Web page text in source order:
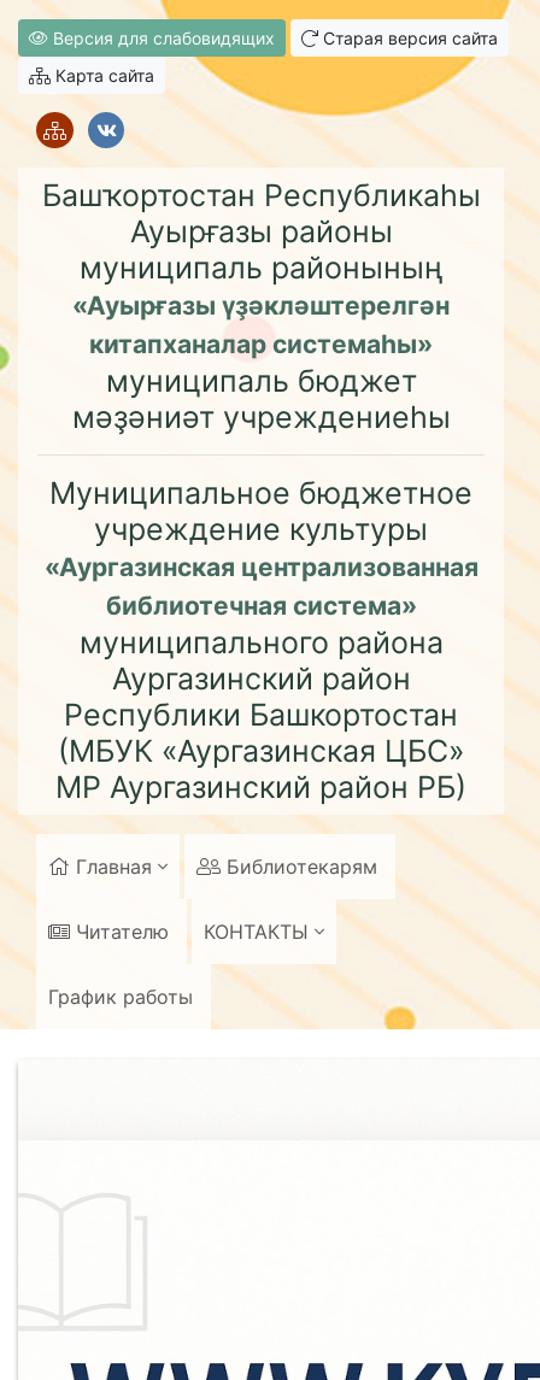
Версия для слабовидящих
Старая версия сайта
Карта сайта
Башҡортостан Республикаһы
Ауырғазы районы
муниципаль районының
«Ауырғазы үҙәкләштерелгән
китапханалар системаһы»
муниципаль бюджет
мәҙәниәт учреждениеһы
Муниципальное бюджетное
учреждение культуры
«Аургазинская централизованная
библиотечная система»
муниципального района
Аургазинский район
Республики Башкортостан
(МБУК «Аургазинская ЦБС»
МР Аургазинский район РБ)
Главная Библиотекарям
Читателю КОНТАКТЫ
График работы